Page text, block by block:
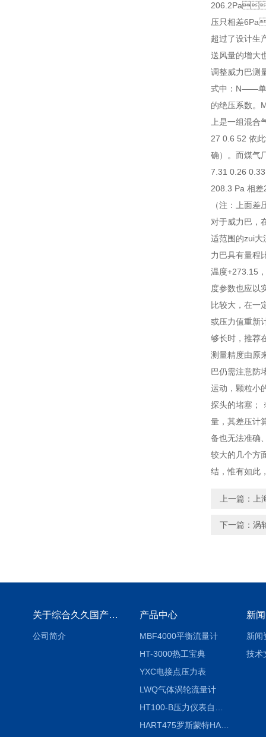
压只相差
超过了设计生
送风量的增大
调整威力巴测
式中：N——
的绝压系数
上是一组混合
27 0.6 52 依
确）。而煤
7.31 0.26
208.3 Pa 相
（注：上
对于威力巴
适范围的zui大
力巴具有量程比
温度
度参数也应以
比较大，在
或压力值重新
够长时，推
测量精度由原
巴仍需注意防堵
运动，颗粒小
探头的堵塞
量，其差压
备也无法准确
较大的几个方面
结，惟有如
上一篇：
下一篇： 涡
关于综合久久国产九一剧情麻豆
公司简介
产品中心
MBF4000平衡流量计
HT-3000热工宝典
YXC电接点压力表
LWQ气体涡轮流量计
HART475罗斯蒙特HART475手操器
新
新闻
技术